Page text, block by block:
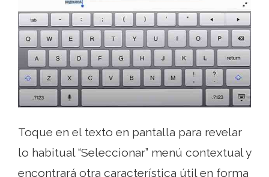
Toque en el texto en pantalla para revelar
lo habitual “Seleccionar” menú contextual y
encontrará otra característica útil en forma